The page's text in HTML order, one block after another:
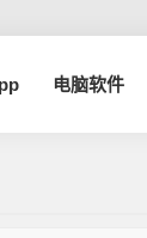
电脑软件